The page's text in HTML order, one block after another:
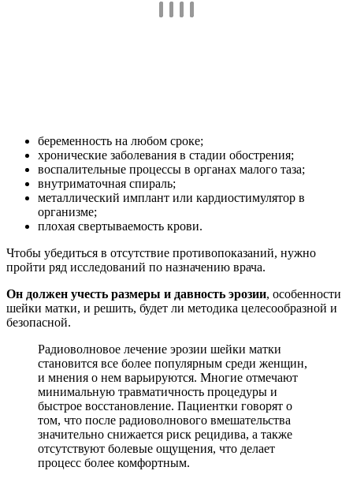
беременность на любом сроке;
хронические заболевания в стадии обострения;
воспалительные процессы в органах малого таза;
внутриматочная спираль;
металлический имплант или кардиостимулятор в
организме;
плохая свертываемость крови.
Чтобы убедиться в отсутствие противопоказаний, нужно
пройти ряд исследований по назначению врача.
Он должен учесть размеры и давность эрозии, особенности
шейки матки, и решить, будет ли методика целесообразной и
безопасной.
Радиоволновое лечение эрозии шейки матки
становится все более популярным среди женщин,
и мнения о нем варьируются. Многие отмечают
минимальную травматичность процедуры и
быстрое восстановление. Пациентки говорят о
том, что после радиоволнового вмешательства
значительно снижается риск рецидива, а также
отсутствуют болевые ощущения, что делает
процесс более комфортным.